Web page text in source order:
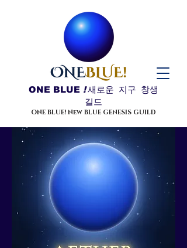
ONE BLUE ! 새로운 지구 창생
길드
ONE BLUE! New BLUE GENESIS GUILD